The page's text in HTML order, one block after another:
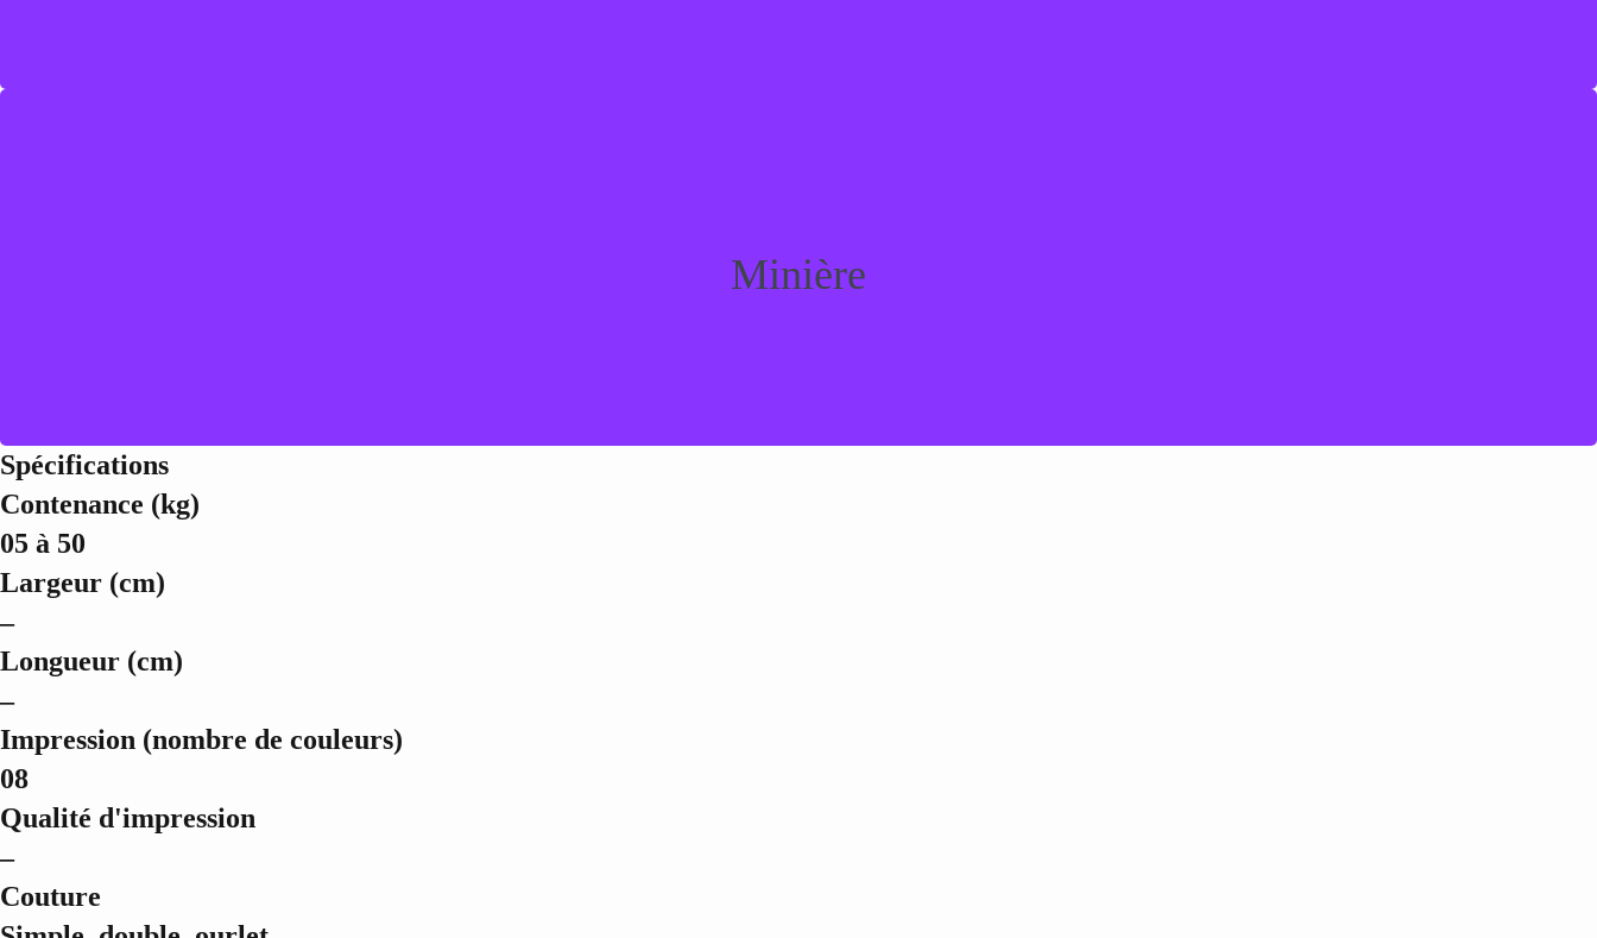
Minière
Minière
Spécifications
Contenance (kg)
05 à 50
Largeur (cm)
–
Longueur (cm)
–
Impression (nombre de couleurs)
08
Qualité d'impression
–
Couture